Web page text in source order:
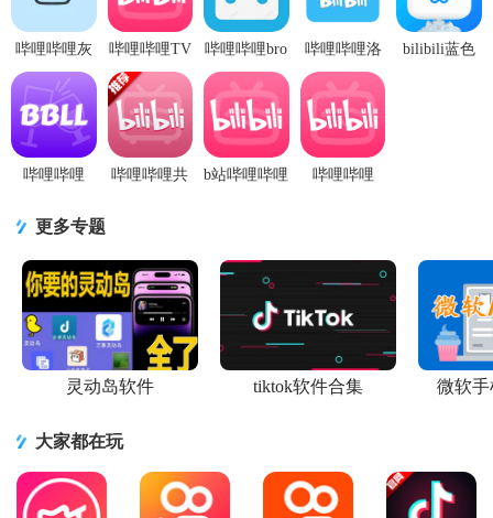
哔哩哔哩灰
色模块版手
机版
appv7.14.1
安卓版
哔哩哔哩TV
第三方最新
版本v0.11.1
安卓版
哔哩哔哩bro
版v1.10.0 安
卓版
哔哩哔哩洛
天依魔改版
Luo Tianyi
最新版
bilibili蓝色
哔哩哔哩
方TV软件
(BBLL)v1.5.5
哔哩哔哩共
b站哔哩哔哩
哔哩哔哩
更多专题
灵动岛软件 tiktok软件合集 微软手
大家都在玩